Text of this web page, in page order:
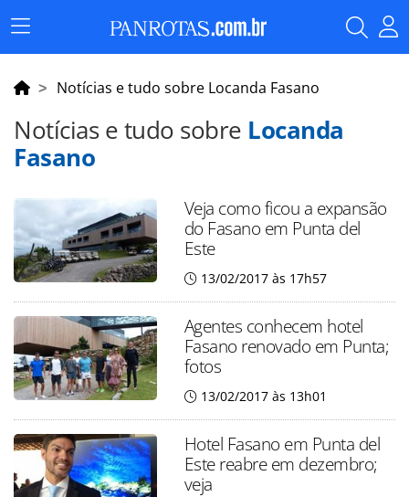
Menu
Principal
Notícias e tudo sobre Locanda Fasano
Notícias e tudo sobre Locanda
Fasano
Veja como ficou a expansão
do Fasano em Punta del
Este
13/02/2017 às 17h57
Agentes conhecem hotel
Fasano renovado em Punta;
fotos
13/02/2017 às 13h01
Hotel Fasano em Punta del
Este reabre em dezembro;
veja